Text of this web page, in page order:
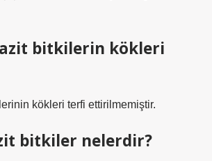
bitkilerin kökleri
kökleri terfi ettirilmemiştir.
bitkiler nelerdir?